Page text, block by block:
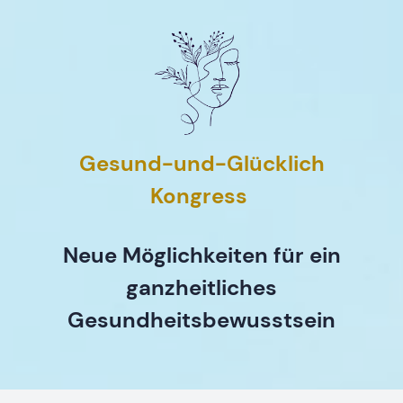
Gesund-und-Glücklich
Kongress
Neue Möglichkeiten für ein
ganzheitliches
Gesundheitsbewusstsein